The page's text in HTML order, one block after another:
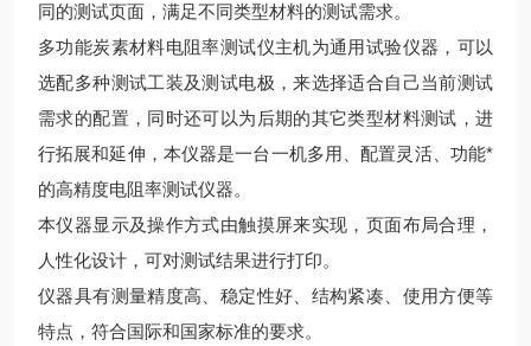
同的测试页面，满足不同类型材料的测试需求。
多功能炭素材料电阻率测试仪主机为通用试验仪器，可以
选配多种测试工装及测试电极，来选择适合自己当前测试
需求的配置，同时还可以为后期的其它类型材料测试，进
行拓展和延伸，本仪器是一台一机多用、配置灵活、功能*
的高精度电阻率测试仪器。
本仪器显示及操作方式由触摸屏来实现，页面布局合理，
人性化设计，可对测试结果进行打印。
仪器具有测量精度高、稳定性好、结构紧凑、使用方便等
特点，符合国际和国家标准的要求。